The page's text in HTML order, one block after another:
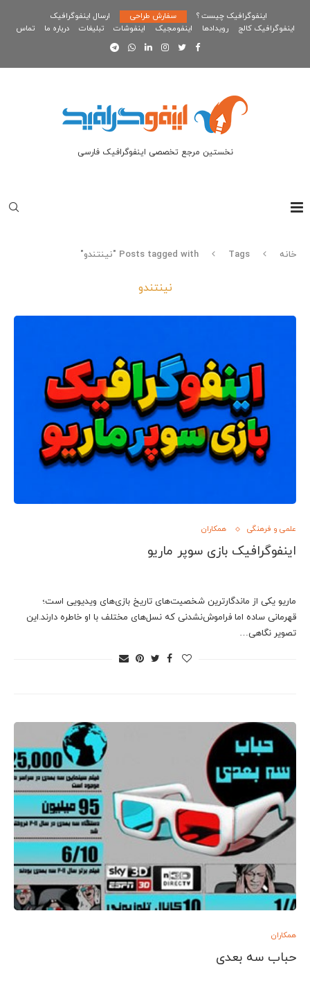
اینفوگرافیک چیست ؟ سفارش طراحی
ارسال اینفوگرافیک
اینفوگرافیک کالج
رویدادها اینفومجیک اینفوشات تبلیغات درباره ما تماس
نخستین مرجع تخصصی اینفوگرافیک فارسی
خانه Tags Posts tagged with "نینتندو"
نینتندو
علمی و فرهنگی همکاران
اینفوگرافیک بازی سوپر ماریو
ماریو یکی از ماندگارترین شخصیت‌های تاریخ بازی‌های ویدیویی است؛
قهرمانی ساده اما فراموش‌نشدنی که نسل‌های مختلف با او خاطره دارند.این
تصویر نگاهی…
همکاران
حباب سه بعدی